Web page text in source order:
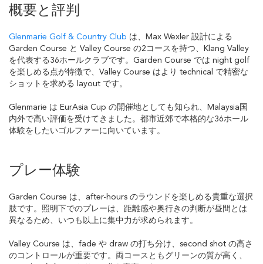
概要と評判
Glenmarie Golf & Country Club は、Max Wexler 設計による
Garden Course と Valley Course の2コースを持つ、Klang Valley
を代表する36ホールクラブです。Garden Course では night golf
を楽しめる点が特徴で、Valley Course はより technical で精密な
ショットを求める layout です。
Glenmarie は EurAsia Cup の開催地としても知られ、Malaysia国
内外で高い評価を受けてきました。都市近郊で本格的な36ホール
体験をしたいゴルファーに向いています。
プレー体験
Garden Course は、after-hours のラウンドを楽しめる貴重な選択
肢です。照明下でのプレーは、距離感や奥行きの判断が昼間とは
異なるため、いつも以上に集中力が求められます。
Valley Course は、fade や draw の打ち分け、second shot の高さ
のコントロールが重要です。両コースともグリーンの質が高く、